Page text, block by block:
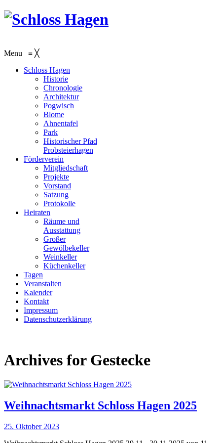
Menu ≡ ╳
Schloss Hagen
Historie
Chronologie
Architektur
Pogwisch
Blome
Ahnentafel
Park
Historischer Pfad
Probsteierhagen
Förderverein
Mitgliedschaft
Projekte
Vorstand
Satzung
Protokolle
Heiraten
Räume und
Ausstattung
Großer
Gewölbekeller
Weinkeller
Küchenkeller
Tagen
Veranstalten
Kalender
Kontakt
Impressum
Datenschutzerklärung
Archives for Gestecke
Weihnachtsmarkt Schloss Hagen 2025
25. Oktober 2023